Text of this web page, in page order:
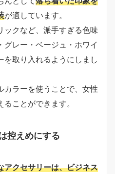
が適しています。
ックなど、派手すぎる色味
レー・ベージュ・ホワイ
を取り入れるようにしまし
カラーを使うことで、女性
ことができます。
控えめにする
アクセサリーは、ビジネス